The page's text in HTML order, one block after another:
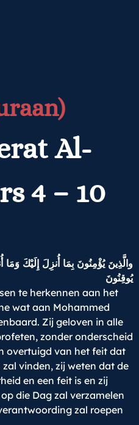
Al-
4 – 10
والَّذِينَ يُؤْمِنُونَ بِمَا أُنزِلَ إِلَيْكَ
يُوقِنُونَ
te herkennen aan het
wat aan Mohammed
Zij geloven in alle
zonder onderscheid
overtuigd van het feit dat
vinden, zij weten dat de
en een feit is en zij
die Dag zal verzamelen
zal roepen